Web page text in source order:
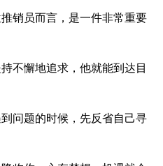
销员而言，是一件非常重要
不懈地追求，他就能到达目
问题的时候，先反省自己寻